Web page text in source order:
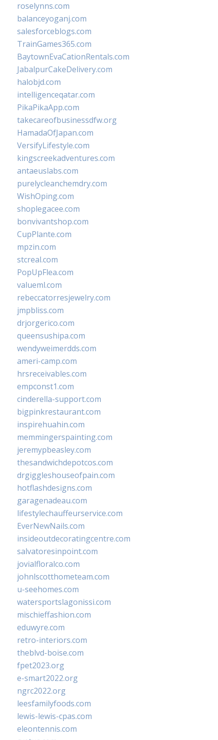
roselynns.com
balanceyoganj.com
salesforceblogs.com
TrainGames365.com
BaytownEvaCationRentals.com
JabalpurCakeDelivery.com
halobjd.com
intelligenceqatar.com
PikaPikaApp.com
takecareofbusinessdfw.org
HamadaOfJapan.com
VersifyLifestyle.com
kingscreekadventures.com
antaeuslabs.com
purelycleanchemdry.com
WishOping.com
shoplegacee.com
bonvivantshop.com
CupPlante.com
mpzin.com
stcreal.com
PopUpFlea.com
valueml.com
rebeccatorresjewelry.com
jmpbliss.com
drjorgerico.com
queensushipa.com
wendyweimerdds.com
ameri-camp.com
hrsreceivables.com
empconst1.com
cinderella-support.com
bigpinkrestaurant.com
inspirehuahin.com
memmingerspainting.com
jeremypbeasley.com
thesandwichdepotcos.com
drgiggleshouseofpain.com
hotflashdesigns.com
garagenadeau.com
lifestylechauffeurservice.com
EverNewNails.com
insideoutdecoratingcentre.com
salvatoresinpoint.com
jovialfloralco.com
johnlscotthometeam.com
u-seehomes.com
watersportslagonissi.com
mischieffashion.com
eduwyre.com
retro-interiors.com
theblvd-boise.com
fpet2023.org
e-smart2022.org
ngrc2022.org
leesfamilyfoods.com
lewis-lewis-cpas.com
eleontennis.com